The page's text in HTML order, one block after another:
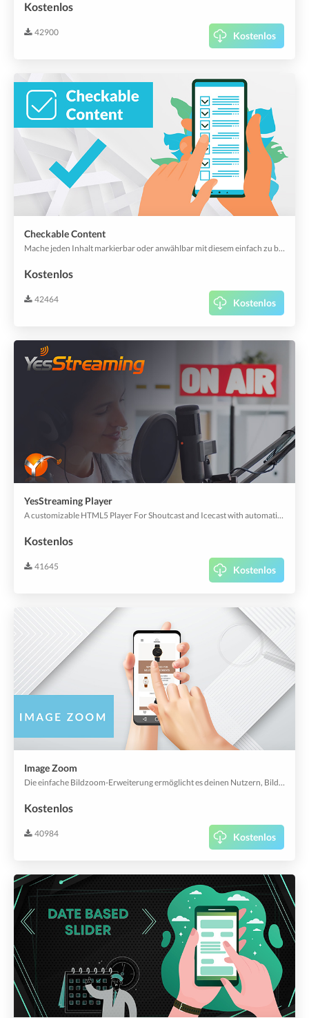
Kostenlos
42900 Kostenlos
Checkable Content
Mache jeden Inhalt markierbar oder anwählbar mit diesem einfach zu bedienenden Addon.
Kostenlos
42464 Kostenlos
YesStreaming Player
A customizable HTML5 Player For Shoutcast and Icecast​ with automatic track meta information rendering.
Kostenlos
41645 Kostenlos
Image Zoom
Die einfache Bildzoom-Erweiterung ermöglicht es deinen Nutzern, Bilder in Slidern, Artikeln und mehr zu vergrössern.
Kostenlos
40984 Kostenlos